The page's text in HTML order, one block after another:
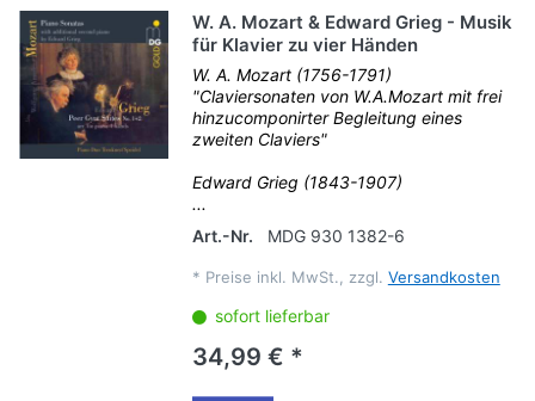
W. A. Mozart & Edward Grieg - Musik
für Klavier zu vier Händen
W. A. Mozart (1756-1791)
"Claviersonaten von W.A.Mozart mit frei
hinzucomponirter Begleitung eines
zweiten Claviers"
Edward Grieg (1843-1907)
...
Art.-Nr.
MDG 930 1382-6
* Preise inkl. MwSt., zzgl. Versandkosten
sofort lieferbar
34,99 € *